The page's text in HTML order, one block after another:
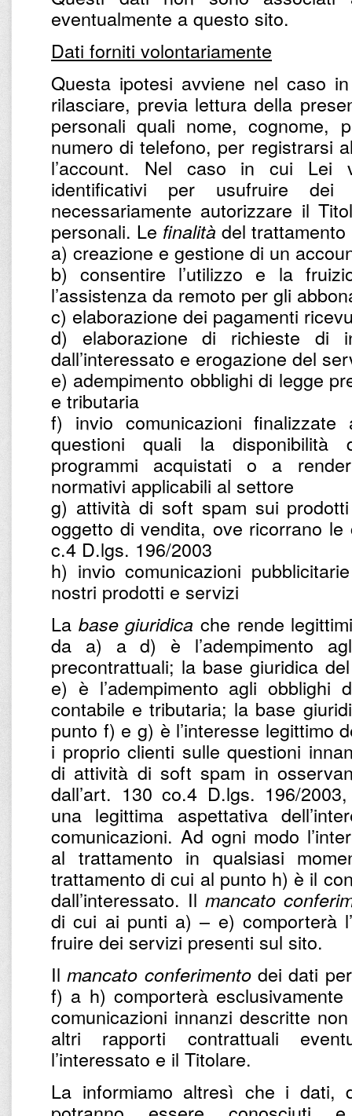
eventualmente a questo sito.
Dati forniti volontariamente
Questa ipotesi avviene nel caso
rilasciare, previa lettura della
personali quali nome, cognome,
numero di telefono, per registrarsi
l’account. Nel caso in cui Lei
identificativi per usufruire
necessariamente autorizzare il
personali. Le finalità del
a) creazione e gestione di un
b) consentire l’utilizzo e la
l’assistenza da remoto per gli
c) elaborazione dei pagamenti
d) elaborazione di richieste di
dall’interessato e erogazione del
e) adempimento obblighi di legge
e tributaria
f) invio comunicazioni
questioni quali la disponibilità
programmi acquistati o a
normativi applicabili al settore
g) attività di soft spam sui
oggetto di vendita, ove ricorrano le
c.4 D.lgs. 196/2003
h) invio comunicazioni
nostri prodotti e servizi
La base giuridica che rende
da a) a d) è l’adempimento
precontrattuali; la base giuridica
e) è l’adempimento agli obblighi
contabile e tributaria; la base
punto f) e g) è l’interesse legittimo
i proprio clienti sulle questioni
di attività di soft spam in
dall’art. 130 co.4 D.lgs. 196/
una legittima aspettativa
comunicazioni. Ad ogni modo
al trattamento in qualsiasi
trattamento di cui al punto h) è il
dall’interessato. Il mancato
di cui ai punti a) – e) comporterà
fruire dei servizi presenti sul sito.
Ilmancato conferimentodei dati
f) a h) comporterà esclusivamente
comunicazioni innanzi descritte
altri rapporti contrattuali
l’interessato e il Titolare.
La informiamo altresì che i dati,